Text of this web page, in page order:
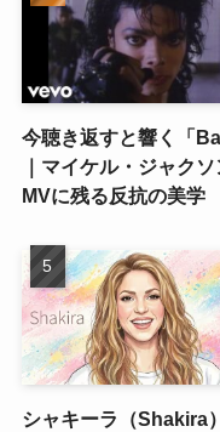
今聴き返すと響く「
｜マイケル・ジャクソ
MVに残る反抗の美学
シャキーラ（Shakira